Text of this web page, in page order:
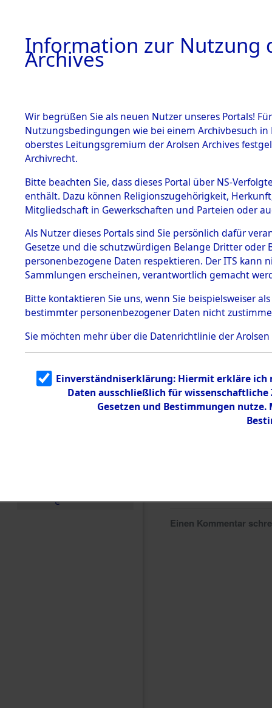
BESTÄNDE
1.
mente
5. Verschiedenes
5.3
Todesmärsche
5.3.1 Alliierte
Erhebungen
zu
Todesmärsch
en
5.3.2
g
5.3.3
Todesmärsch
e
Ebenried
→0086
Einen Kommentar
Information zur Nutzung
Archives
Wir begrüßen Sie als neuen Nutzer unseres Portals!
Nutzungsbedingungen wie bei einem Archivbesuch
oberstes Leitungsgremium der Arolsen Archives
Archivrecht.
Bitte beachten Sie, dass dieses Portal über NS-
enthält. Dazu können Religionszugehörigkeit,
Mitgliedschaft in Gewerkschaften und Parteien oder
Als Nutzer dieses Portals sind Sie persönlich dafür
Gesetze und die schutzwürdigen Belange Dritter
personenbezogene Daten respektieren. Der ITS
Sammlungen erscheinen, verantwortlich gemacht
Bitte kontaktieren Sie uns, wenn Sie beispielsweiser
bestimmter personenbezogener Daten nicht
Sie möchten mehr über die Datenrichtlinie der Arolsen
Einverständniserklärung: Hiermit erkläre ich
Daten ausschließlich für
Gesetzen und Bestimmungen